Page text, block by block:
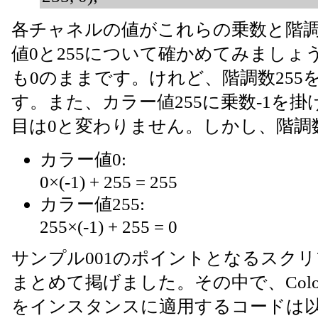
各チャネルの値がこれらの乗数と階
値0と255について確かめてみましょ
も0のままです。けれど、階調数255
す。また、カラー値255に乗数-1を
目は0と変わりません。しかし、階
カラー値0:
0×(-1) + 255 = 255
カラー値255:
255×(-1) + 255 = 0
サンプル001のポイントとなるスク
まとめて掲げました。その中で、
をインスタンスに適用するコードは